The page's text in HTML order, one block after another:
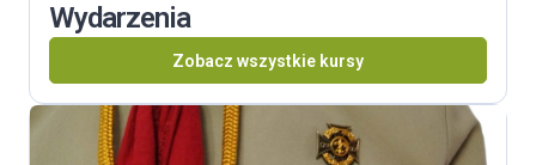
Wydarzenia
Zobacz wszystkie kursy